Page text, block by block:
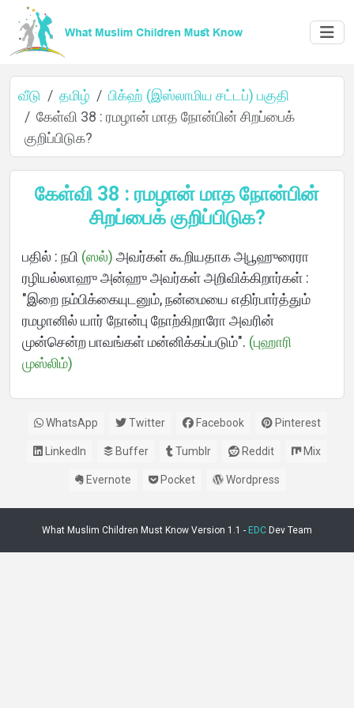
வீடு
மொழிகள்
வீடு தமிழ்
பிக்ஹ் (இஸ்லாமிய சட்டப்) பகுதி
கேள்வி 38 : ரமழான் மாத நோன்பின் சிறப்பைக்
குறிப்பிடுக?
கேள்வி 38 : ரமழான் மாத நோன்பின்
சிறப்பைக் குறிப்பிடுக?
பதில் : நபி (ஸல்) அவர்கள் கூறியதாக அபூஹுரைரா
ரழியல்லாஹு அன்ஹு அவர்கள் அறிவிக்கிறார்கள் :
"இறை நம்பிக்கையுடனும், நன்மையை எதிர்பார்த்தும்
ரமழானில் யார் நோன்பு நோற்கிறாரோ அவரின்
முன்சென்ற பாவங்கள் மன்னிக்கப்படும்". (புஹாரி
முஸ்லிம்)
WhatsApp Twitter Facebook Pinterest
LinkedIn Buffer Tumblr Reddit Mix
Evernote Pocket Wordpress
What Muslim Children Must Know Version 1.1 - EDC Dev Team